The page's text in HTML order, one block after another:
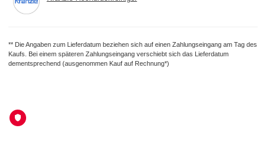
** Die Angaben zum Lieferdatum beziehen sich auf einen Zahlungseingang am Tag des
Kaufs. Bei einem späteren Zahlungseingang verschiebt sich das Lieferdatum
dementsprechend (ausgenommen Kauf auf Rechnung*)